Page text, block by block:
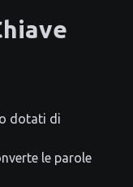
dotati di
le parole